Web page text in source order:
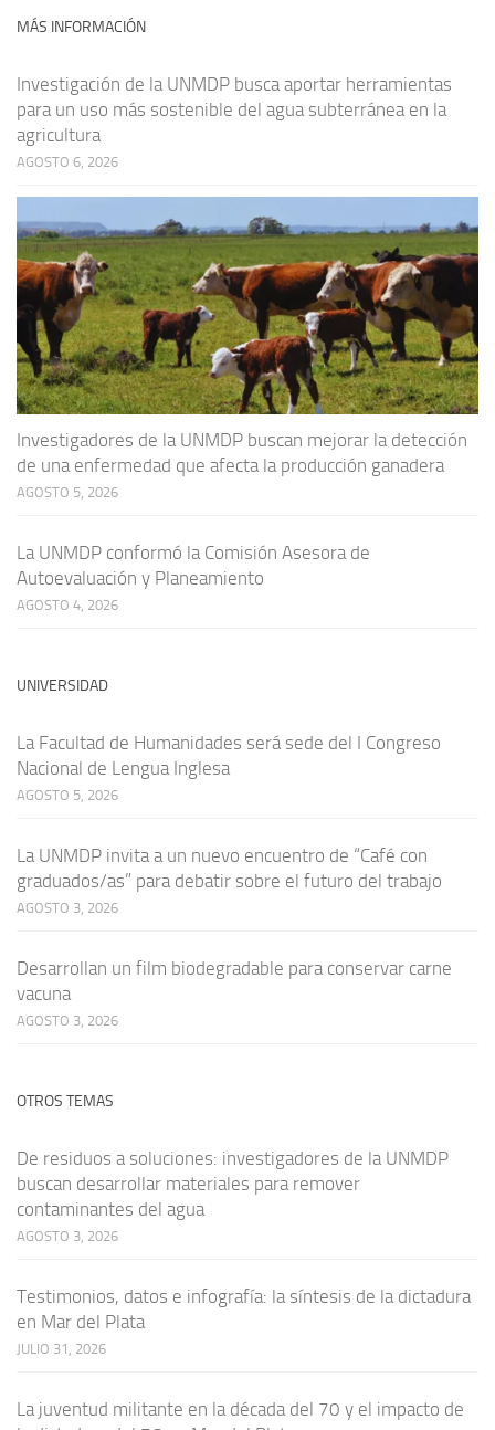
MÁS INFORMACIÓN
Investigación de la UNMDP busca aportar herramientas
para un uso más sostenible del agua subterránea en la
agricultura
AGOSTO 6, 2026
Investigadores de la UNMDP buscan mejorar la detección
de una enfermedad que afecta la producción ganadera
AGOSTO 5, 2026
La UNMDP conformó la Comisión Asesora de
Autoevaluación y Planeamiento
AGOSTO 4, 2026
UNIVERSIDAD
La Facultad de Humanidades será sede del I Congreso
Nacional de Lengua Inglesa
AGOSTO 5, 2026
La UNMDP invita a un nuevo encuentro de “Café con
graduados/as” para debatir sobre el futuro del trabajo
AGOSTO 3, 2026
Desarrollan un film biodegradable para conservar carne
vacuna
AGOSTO 3, 2026
OTROS TEMAS
De residuos a soluciones: investigadores de la UNMDP
buscan desarrollar materiales para remover
contaminantes del agua
AGOSTO 3, 2026
Testimonios, datos e infografía: la síntesis de la dictadura
en Mar del Plata
JULIO 31, 2026
La juventud militante en la década del 70 y el impacto de